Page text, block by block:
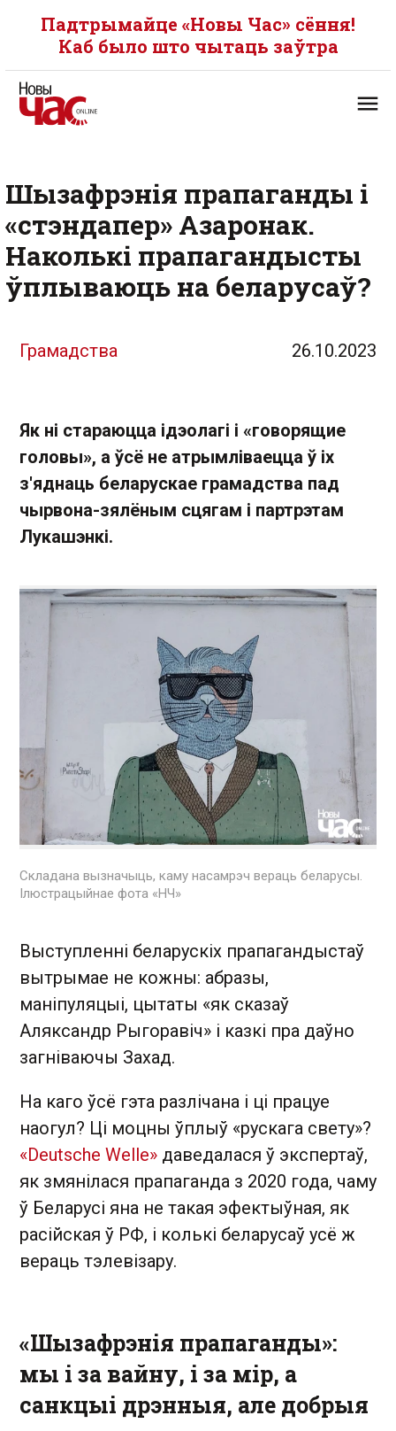
Падтрымайце «Новы Час» сёння!
Каб было што чытаць заўтра
Шызафрэнія прапаганды і
«стэндапер» Азаронак.
Наколькі прапагандысты
ўплываюць на беларусаў?
Грамадства 26.10.2023
Як ні стараюцца ідэолагі і «говорящие
головы», а ўсё не атрымліваецца ў іх
з'яднаць беларускае грамадства пад
чырвона-зялёным сцягам і партрэтам
Лукашэнкі.
Складана вызначыць, каму насамрэч вераць беларусы.
Ілюстрацыйнае фота «НЧ»
Выступленні беларускіх прапагандыстаў
вытрымае не кожны: абразы,
маніпуляцыі, цытаты «як сказаў
Аляксандр Рыгоравіч» і казкі пра даўно
загніваючы Захад.
На каго ўсё гэта разлічана і ці працуе
наогул? Ці моцны ўплыў «рускага свету»?
«Deutsche Welle» даведалася ў экспертаў,
як змянілася прапаганда з 2020 года, чаму
ў Беларусі яна не такая эфектыўная, як
расійская ў РФ, і колькі беларусаў усё ж
вераць тэлевізару.
«Шызафрэнія прапаганды»:
мы і за вайну, і за мір, а
санкцыі дрэнныя, але добрыя